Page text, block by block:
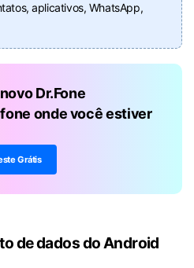
aplicativos, WhatsApp,
Dr.Fone
onde você estiver
Grátis
de dados do Android